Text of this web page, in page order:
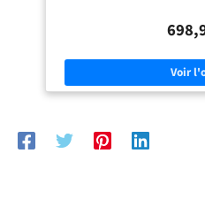
installer, baignoire îlot ovale à la
tout autre endroit stratégique 4.
les côtés, le nettoyage d’une
l’absence de joint limite
produits cosmétiques, ce qui est
l’acrylique se caractérise par un
une grande légèreté. Elle conserve